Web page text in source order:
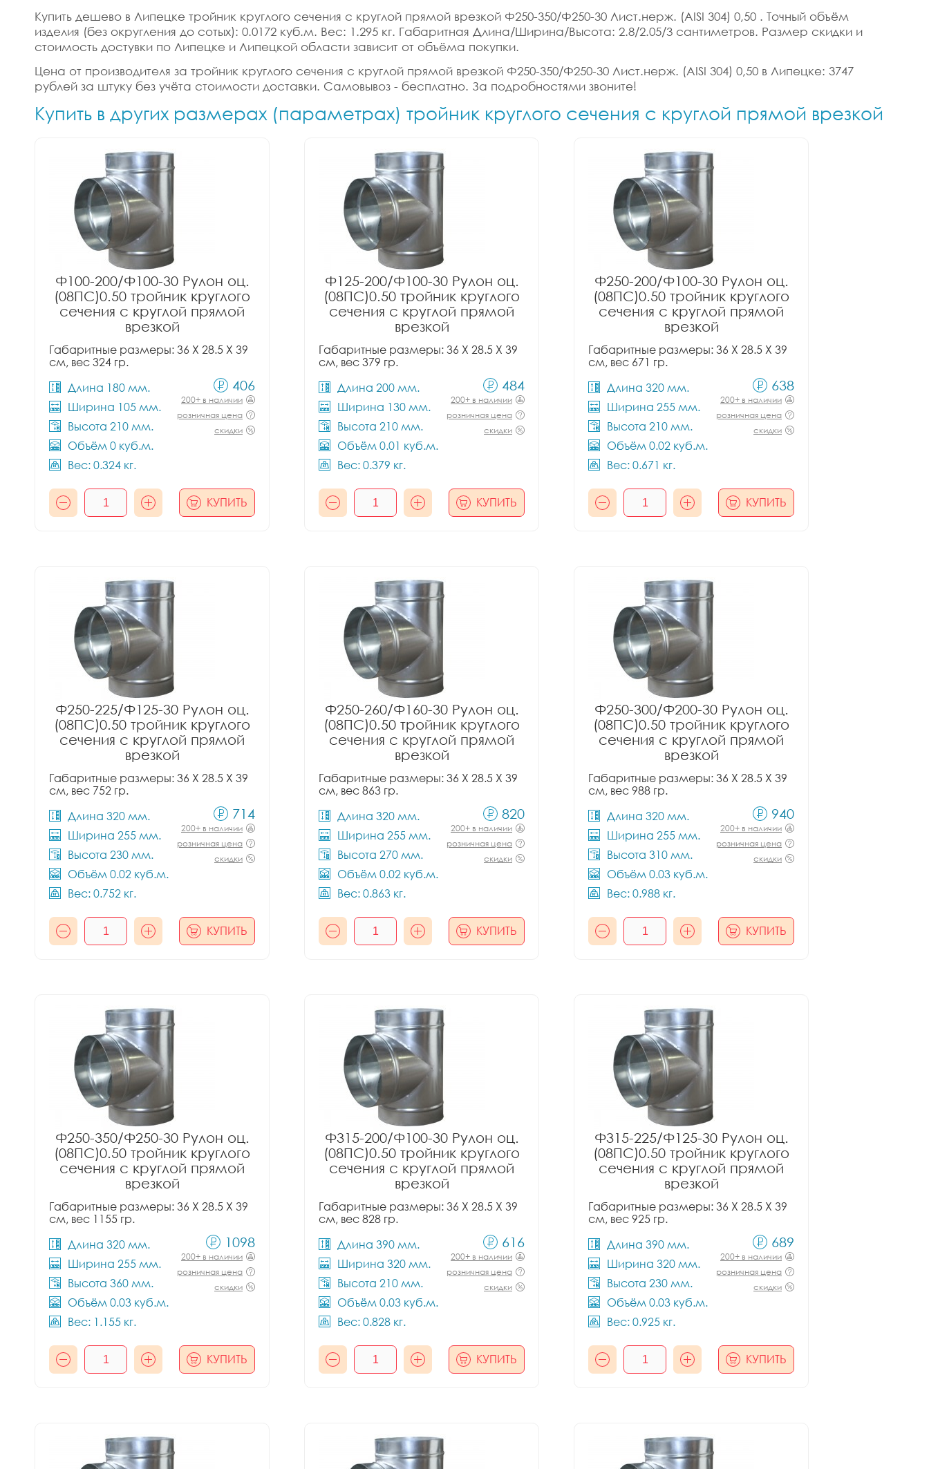
Купить дешево в Липецке тройник круглого сечения с круглой прямой врезкой Ф250-350/Ф250-30 Лист.нерж. (AISI 304) 0,50 . Точный объём
изделия (без округления до сотых): 0.0172 куб.м. Вес: 1.295 кг. Габаритная Длина/Ширина/Высота: 2.8/2.05/3 сантиметров. Размер скидки и
стоимость достувки по Липецке и Липецкой области зависит от объёма покупки.
Цена от производителя за тройник круглого сечения с круглой прямой врезкой Ф250-350/Ф250-30 Лист.нерж. (AISI 304) 0,50 в Липецке: 3747
рублей за штуку без учёта стоимости доставки. Самовывоз - бесплатно. За подробностями звоните!
Купить в других размерах (параметрах) тройник круглого сечения с круглой прямой врезкой
Ф100-200/Ф100-30 Рулон оц.
(08ПС)0.50 тройник круглого
сечения с круглой прямой
врезкой
Габаритные размеры: 36 X 28.5 X 39
см, вес 324 гр.
Длина 180 мм.
Ширина 105 мм.
Высота 210 мм.
Объём 0 куб.м.
Вес: 0.324 кг.
406
200+ в наличии
розничная цена
скидки
КУПИТЬ
Ф125-200/Ф100-30 Рулон оц.
(08ПС)0.50 тройник круглого
сечения с круглой прямой
врезкой
Габаритные размеры: 36 X 28.5 X 39
см, вес 379 гр.
Длина 200 мм.
Ширина 130 мм.
Высота 210 мм.
Объём 0.01 куб.м.
Вес: 0.379 кг.
484
200+ в наличии
розничная цена
скидки
КУПИТЬ
Ф250-200/Ф100-30 Рулон оц.
(08ПС)0.50 тройник круглого
сечения с круглой прямой
врезкой
Габаритные размеры: 36 X 28.5 X 39
см, вес 671 гр.
Длина 320 мм.
Ширина 255 мм.
Высота 210 мм.
Объём 0.02 куб.м.
Вес: 0.671 кг.
638
200+ в наличии
розничная цена
скидки
КУПИТЬ
Ф250-225/Ф125-30 Рулон оц.
(08ПС)0.50 тройник круглого
сечения с круглой прямой
врезкой
Габаритные размеры: 36 X 28.5 X 39
см, вес 752 гр.
Длина 320 мм.
Ширина 255 мм.
Высота 230 мм.
Объём 0.02 куб.м.
Вес: 0.752 кг.
714
200+ в наличии
розничная цена
скидки
КУПИТЬ
Ф250-260/Ф160-30 Рулон оц.
(08ПС)0.50 тройник круглого
сечения с круглой прямой
врезкой
Габаритные размеры: 36 X 28.5 X 39
см, вес 863 гр.
Длина 320 мм.
Ширина 255 мм.
Высота 270 мм.
Объём 0.02 куб.м.
Вес: 0.863 кг.
820
200+ в наличии
розничная цена
скидки
КУПИТЬ
Ф250-300/Ф200-30 Рулон оц.
(08ПС)0.50 тройник круглого
сечения с круглой прямой
врезкой
Габаритные размеры: 36 X 28.5 X 39
см, вес 988 гр.
Длина 320 мм.
Ширина 255 мм.
Высота 310 мм.
Объём 0.03 куб.м.
Вес: 0.988 кг.
940
200+ в наличии
розничная цена
скидки
КУПИТЬ
Ф250-350/Ф250-30 Рулон оц.
(08ПС)0.50 тройник круглого
сечения с круглой прямой
врезкой
Габаритные размеры: 36 X 28.5 X 39
см, вес 1155 гр.
Длина 320 мм.
Ширина 255 мм.
Высота 360 мм.
Объём 0.03 куб.м.
Вес: 1.155 кг.
1098
200+ в наличии
розничная цена
скидки
КУПИТЬ
Ф315-200/Ф100-30 Рулон оц.
(08ПС)0.50 тройник круглого
сечения с круглой прямой
врезкой
Габаритные размеры: 36 X 28.5 X 39
см, вес 828 гр.
Длина 390 мм.
Ширина 320 мм.
Высота 210 мм.
Объём 0.03 куб.м.
Вес: 0.828 кг.
616
200+ в наличии
розничная цена
скидки
КУПИТЬ
Ф315-225/Ф125-30 Рулон оц.
(08ПС)0.50 тройник круглого
сечения с круглой прямой
врезкой
Габаритные размеры: 36 X 28.5 X 39
см, вес 925 гр.
Длина 390 мм.
Ширина 320 мм.
Высота 230 мм.
Объём 0.03 куб.м.
Вес: 0.925 кг.
689
200+ в наличии
розничная цена
скидки
КУПИТЬ